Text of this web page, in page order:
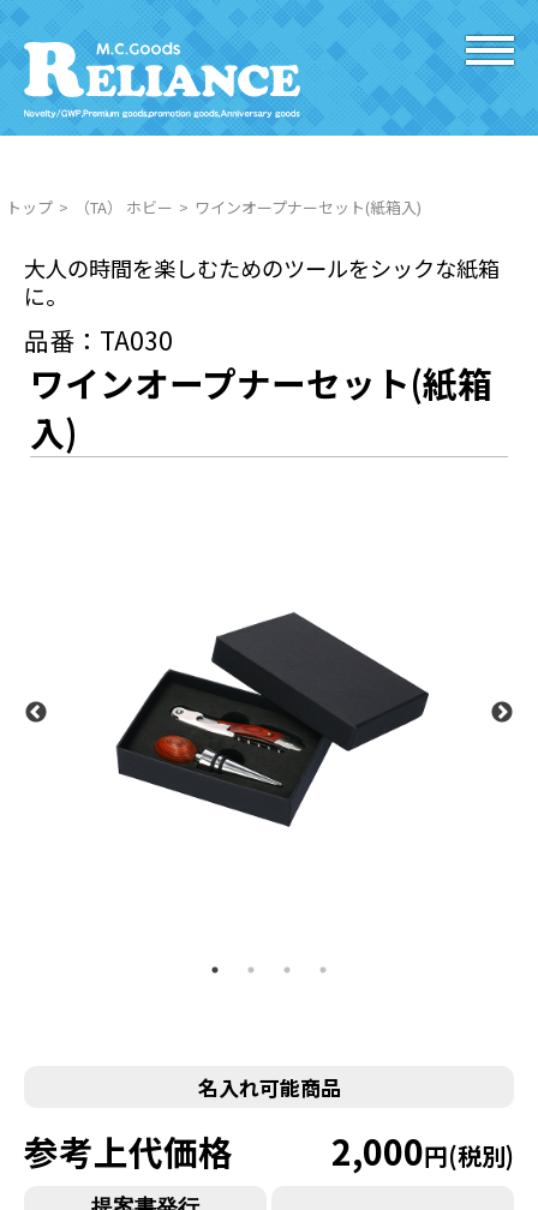
トップ （TA） ホビー ワインオープナーセット(紙箱入)
大人の時間を楽しむためのツールをシックな紙箱
に。
品番：TA030
ワインオープナーセット(紙箱
入)
名入れ可能商品
参考上代価格 2,000円(税別)